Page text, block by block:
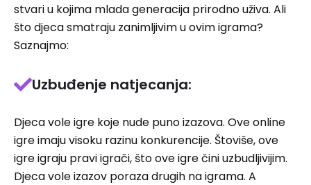
stvari u kojima mlada generacija prirodno uživa. Ali
što djeca smatraju zanimljivim u ovim igrama?
Saznajmo:
Uzbuđenje natjecanja:
Djeca vole igre koje nude puno izazova. Ove online
igre imaju visoku razinu konkurencije. Štoviše, ove
igre igraju pravi igrači, što ove igre čini uzbudljivijim.
Djeca vole izazov poraza drugih na igrama. A